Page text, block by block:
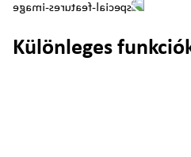
Különleges